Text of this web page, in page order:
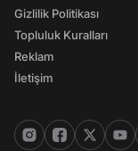
Gizlilik Politikası
Topluluk Kuralları
Reklam
İletişim